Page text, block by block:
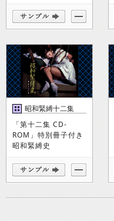
昭和緊縛十二集
「第十二集 CD-
ROM」特別冊子付き
昭和緊縛史